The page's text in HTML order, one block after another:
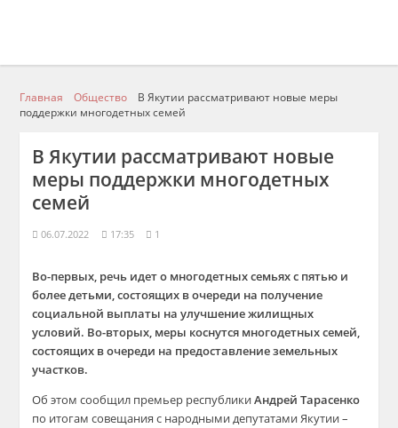
Главная Общество
В Якутии рассматривают новые меры
поддержки многодетных семей
В Якутии рассматривают новые
меры поддержки многодетных
семей
06.07.2022 17:35 1
Во-первых, речь идет о многодетных семьях с пятью и
более детьми, состоящих в очереди на получение
социальной выплаты на улучшение жилищных
условий. Во-вторых, меры коснутся многодетных семей,
состоящих в очереди на предоставление земельных
участков.
Об этом сообщил премьер республикиАндрей Тарасенко
по итогам совещания с народными депутатами Якутии –